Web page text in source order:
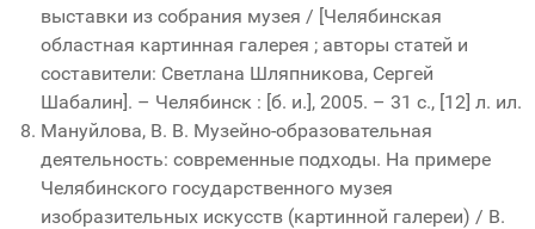
выставки из собрания музея / [Челябинская
областная картинная галерея ; авторы статей и
составители: Светлана Шляпникова, Сергей
Шабалин]. – Челябинск : [б. и.], 2005. – 31 с., [12] л. ил.
Мануйлова, В. В. Музейно-образовательная
деятельность: современные подходы. На примере
Челябинского государственного музея
изобразительных искусств (картинной галереи) / В.